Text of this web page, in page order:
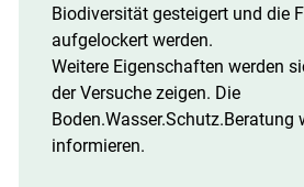
Biodiversität gesteigert und die
aufgelockert werden.
Weitere Eigenschaften werden
der Versuche zeigen. Die
Boden.Wasser.Schutz.Beratung
informieren.